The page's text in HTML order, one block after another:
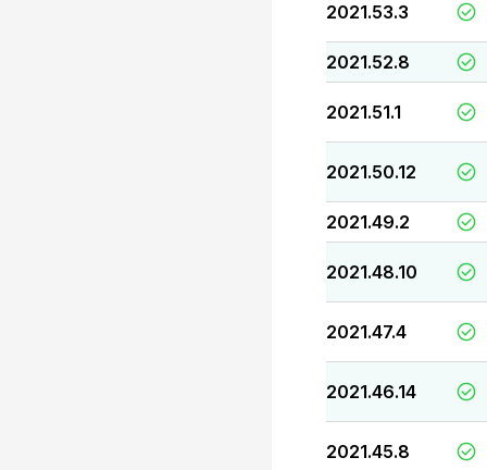
2021.53.3
2021.52.8
2021.51.1
2021.50.12
2021.49.2
2021.48.10
2021.47.4
2021.46.14
2021.45.8